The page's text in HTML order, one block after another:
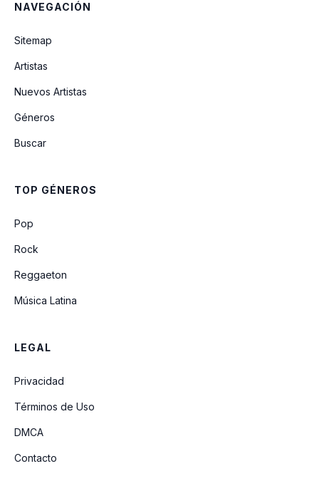
NAVEGACIÓN
Sitemap
Artistas
Nuevos Artistas
Géneros
Buscar
TOP GÉNEROS
Pop
Rock
Reggaeton
Música Latina
LEGAL
Privacidad
Términos de Uso
DMCA
Contacto